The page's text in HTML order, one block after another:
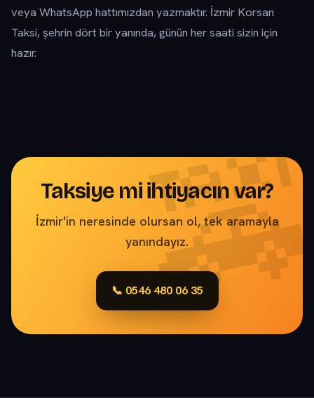
veya WhatsApp hattımızdan yazmaktır. İzmir Korsan
Taksi, şehrin dört bir yanında, günün her saati sizin için
hazır.
Taksiye mi ihtiyacın var?
İzmir'in neresinde olursan ol, tek aramayla
yanındayız.
📞 0546 480 06 35